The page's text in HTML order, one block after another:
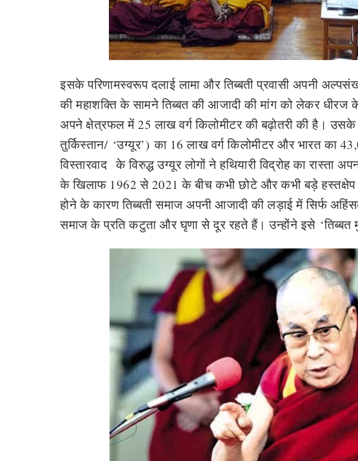
इसके परिणामस्वरूप दलाई लामा और तिब्बती प्रवासी अपनी
की महाशक्ति के सामने तिब्बत की आजादी की मांग को लेकर
अपने क्षेत्रफल में 25 लाख वर्ग किलोमीटर की बढ़ोतरी की है। उसके
तुर्किस्तान/ ‘उग्यूर’)का 16 लाख वर्ग किलोमीटर और भारत का
विस्तारवाद के विरुद्ध उग्यूर लोगों ने हथियारी विद्रोह का रास्ता
के खिलाफ 1962 से 2021 के बीच कभी छोटे और कभी बड़े
होने के कारण तिब्बती समाज अपनी आजादी की लड़ाई में सिर्फ
समाज के प्रति कटुता और घृणा से दूर रहते हैं। उन्होंने इसे‘तिब्बत